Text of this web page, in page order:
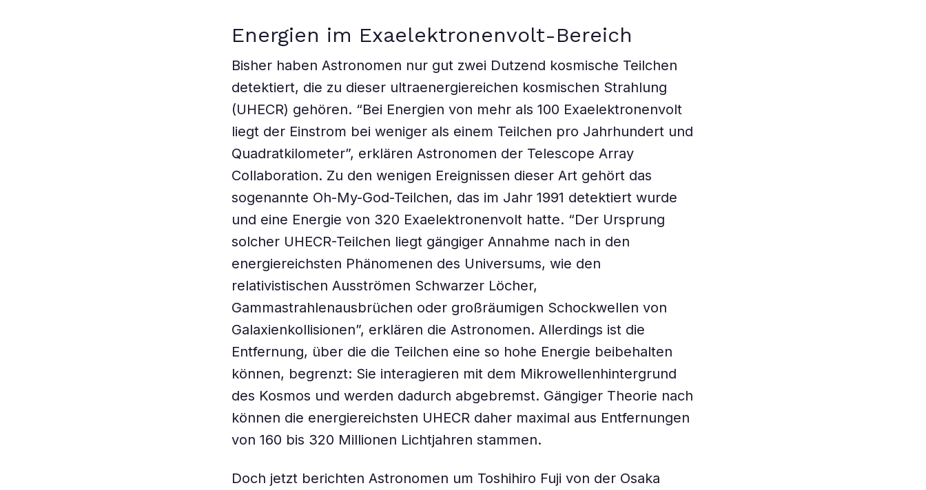
Energien im Exaelektronenvolt-Bereich
Bisher haben Astronomen nur gut zwei Dutzend kosmische Teilchen
detektiert, die zu dieser ultraenergiereichen kosmischen Strahlung
(UHECR) gehören. “Bei Energien von mehr als 100 Exaelektronenvolt
liegt der Einstrom bei weniger als einem Teilchen pro Jahrhundert und
Quadratkilometer”, erklären Astronomen der Telescope Array
Collaboration. Zu den wenigen Ereignissen dieser Art gehört das
sogenannte Oh-My-God-Teilchen, das im Jahr 1991 detektiert wurde
und eine Energie von 320 Exaelektronenvolt hatte. “Der Ursprung
solcher UHECR-Teilchen liegt gängiger Annahme nach in den
energiereichsten Phänomenen des Universums, wie den
relativistischen Ausströmen Schwarzer Löcher,
Gammastrahlenausbrüchen oder großräumigen Schockwellen von
Galaxienkollisionen”, erklären die Astronomen. Allerdings ist die
Entfernung, über die die Teilchen eine so hohe Energie beibehalten
können, begrenzt: Sie interagieren mit dem Mikrowellenhintergrund
des Kosmos und werden dadurch abgebremst. Gängiger Theorie nach
können die energiereichsten UHECR daher maximal aus Entfernungen
von 160 bis 320 Millionen Lichtjahren stammen.
Doch jetzt berichten Astronomen um Toshihiro Fuji von der Osaka